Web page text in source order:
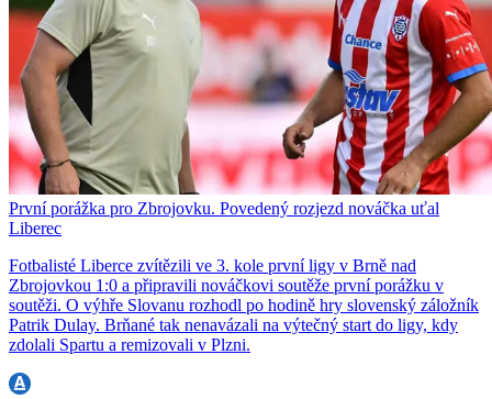
První porážka pro Zbrojovku. Povedený rozjezd nováčka uťal
Liberec
Fotbalisté Liberce zvítězili ve 3. kole první ligy v Brně nad
Zbrojovkou 1:0 a připravili nováčkovi soutěže první porážku v
soutěži. O výhře Slovanu rozhodl po hodině hry slovenský záložník
Patrik Dulay. Brňané tak nenavázali na výtečný start do ligy, kdy
zdolali Spartu a remizovali v Plzni.